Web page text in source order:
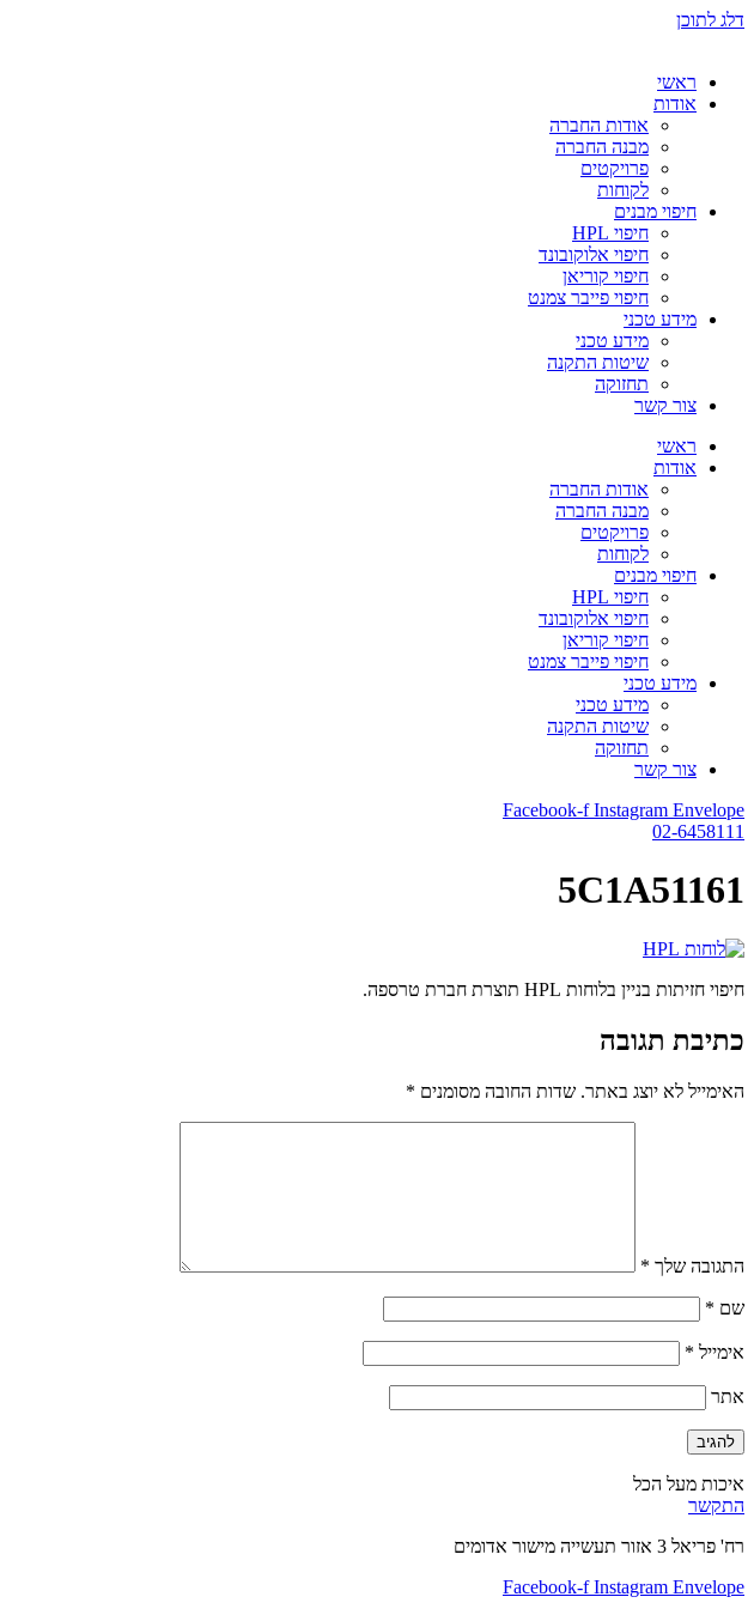
דלג לתוכן
ראשי
אודות
אודות החברה
מבנה החברה
פרויקטים
לקוחות
חיפוי מבנים
חיפוי HPL
חיפוי אלוקובונד
חיפוי קוריאן
חיפוי פייבר צמנט
מידע טכני
מידע טכני
שיטות התקנה
תחזוקה
צור קשר
ראשי
אודות
אודות החברה
מבנה החברה
פרויקטים
לקוחות
חיפוי מבנים
חיפוי HPL
חיפוי אלוקובונד
חיפוי קוריאן
חיפוי פייבר צמנט
מידע טכני
מידע טכני
שיטות התקנה
תחזוקה
צור קשר
Facebook-f Instagram Envelope
02-6458111
5C1A51161
חיפוי חזיתות בניין בלוחות HPL תוצרת חברת טרספה.
כתיבת תגובה
האימייל לא יוצג באתר. שדות החובה מסומנים *
התגובה שלך *
שם *
אימייל *
אתר
איכות מעל הכל
התקשר
רח' פריאל 3 אזור תעשייה מישור אדומים
Facebook-f Instagram Envelope